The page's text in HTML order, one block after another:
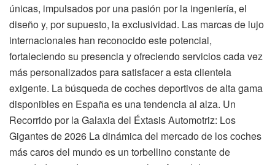
únicas, impulsados por una pasión por la ingeniería, el
diseño y, por supuesto, la exclusividad. Las marcas de lujo
internacionales han reconocido este potencial,
fortaleciendo su presencia y ofreciendo servicios cada vez
más personalizados para satisfacer a esta clientela
exigente. La búsqueda de coches deportivos de alta gama
disponibles en España es una tendencia al alza. Un
Recorrido por la Galaxia del Éxtasis Automotriz: Los
Gigantes de 2026 La dinámica del mercado de los coches
más caros del mundo es un torbellino constante de